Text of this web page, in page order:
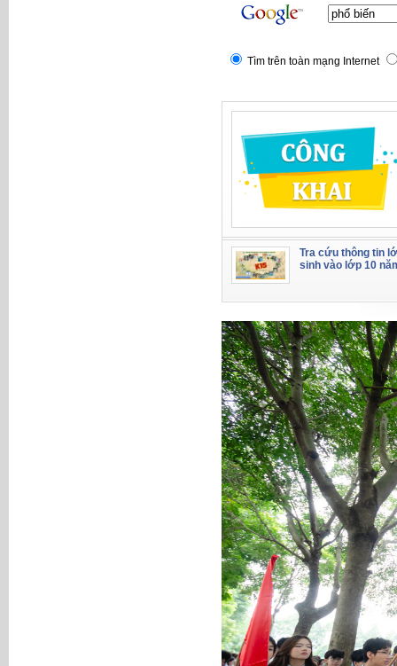
Tìm trên toàn mạng Internet
Tra cứu thông tin
sinh vào lớp 10